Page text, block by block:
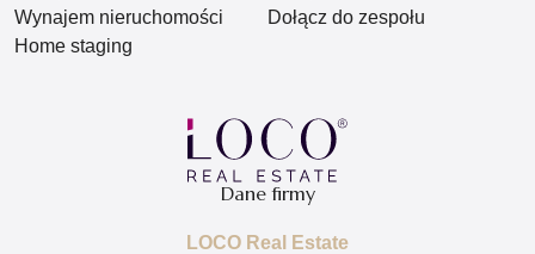
Wynajem nieruchomości
Home staging
Dołącz do zespołu
Dane firmy
LOCO Real Estate